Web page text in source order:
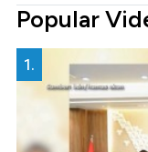
Popular
1.